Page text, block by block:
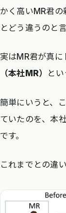
かく高いMR君
とどう違うのと
実はMR君が真に
（本社MR）
と
簡単にいうと、
ていたのを、本
です。
これまでとの違